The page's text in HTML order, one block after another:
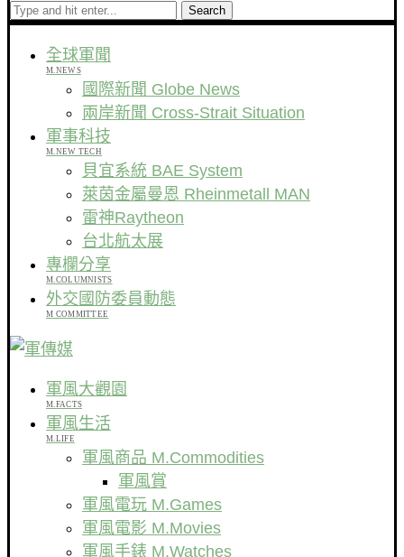
Search
全球軍聞
M.NEWS
國際新聞 Globe News
兩岸新聞 Cross-Strait Situation
軍事科技
M.NEW TECH
貝宜系統 BAE System
萊茵金屬曼恩 Rheinmetall MAN
雷神Raytheon
台北航太展
專欄分享
M.COLUMNISTS
外交國防委員動態
M COMMITTEE
軍風大觀園
M.FACTS
軍風生活
M.LIFE
軍風商品 M.Commodities
軍風賞
軍風電玩 M.Games
軍風電影 M.Movies
軍風手錶 M.Watches